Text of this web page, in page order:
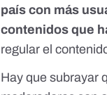
país con más
contenidos que
regular el
Hay que subrayar